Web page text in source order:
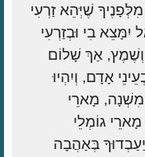
שֶׁיְּהֵא זַרְעִי
יִמָּצֵא בִי וּבְזַרְעִי
וְשֶׁמֶץ, אַךְ שָׁלוֹם
אָדָם, וְיִהְיוּ
מָארֵי
גוֹמְלֵי
בְּאַהֲבָה